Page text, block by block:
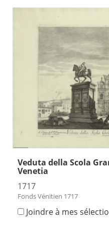
Veduta della Scola
Venetia
1717
Fonds Vénitien 1717
Joindre à mes